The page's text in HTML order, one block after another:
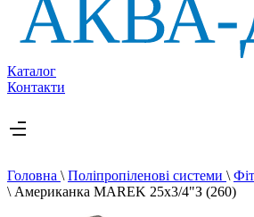
Каталог
Контакти
Головна \ Поліпропіленові системи \
\ Американка MAREK 25х3/4"З (260)